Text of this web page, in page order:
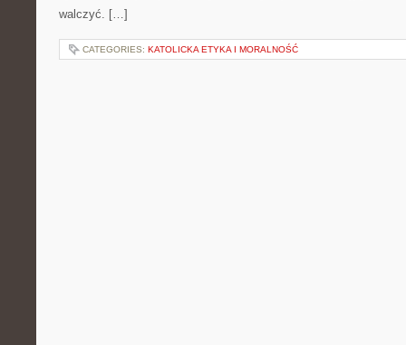
walczyć. […]
CATEGORIES: KATOLICKA ETYKA I MORALNOŚĆ